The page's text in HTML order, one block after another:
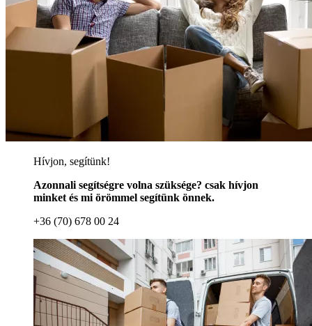
Hívjon, segítünk!
Azonnali segítségre volna szüksége? csak hívjon
minket és mi örömmel segítünk önnek.
+36 (70) 678 00 24